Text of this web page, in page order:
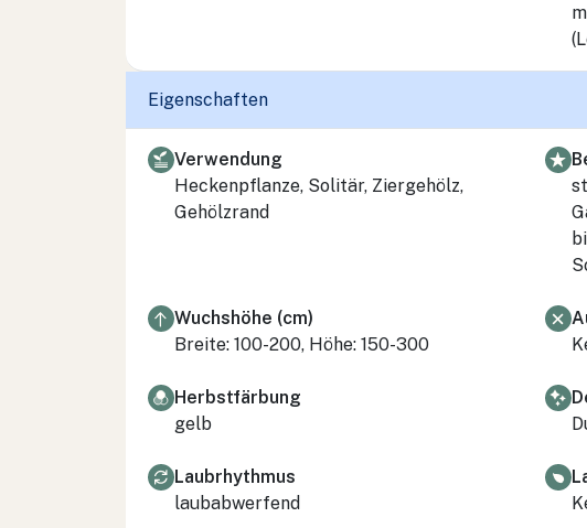
Eigenschaften
Verwendung
Heckenpflanze, Solitär, Ziergehölz,
Gehölzrand
Wuchshöhe (cm)
Breite: 100-200, Höhe: 150-300
Herbstfärbung
gelb
Laubrhythmus
laubabwerfend